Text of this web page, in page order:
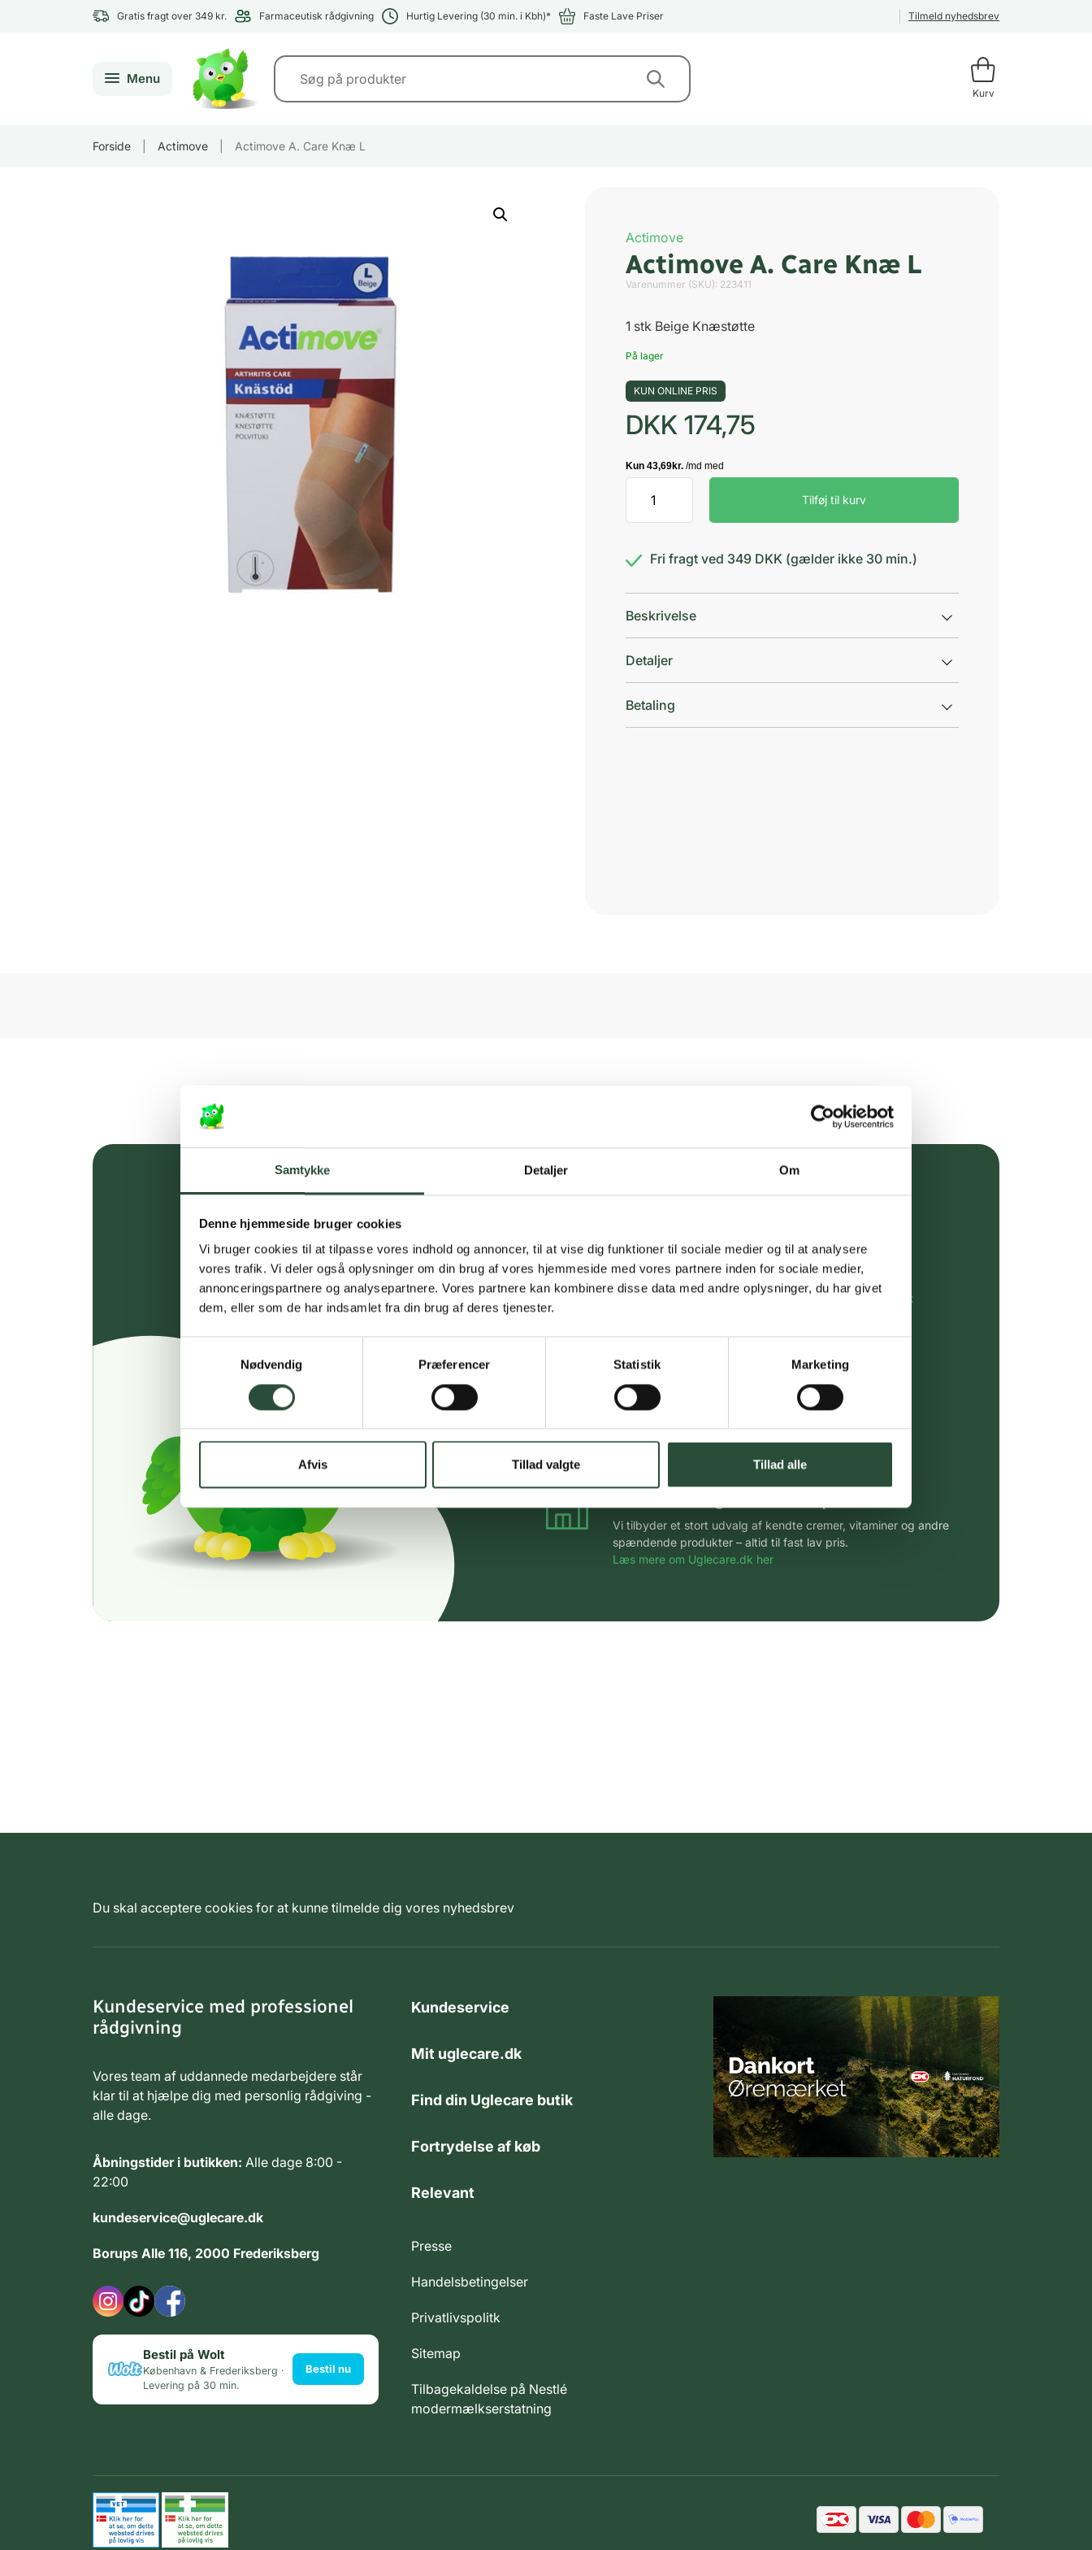
Samtykke Detaljer Om
Denne hjemmeside bruger cookies
Vi bruger cookies til at tilpasse vores indhold og annoncer, til at vise dig funktioner til sociale medier og til at analysere
vores trafik. Vi deler også oplysninger om din brug af vores hjemmeside med vores partnere inden for sociale medier,
annonceringspartnere og analysepartnere. Vores partnere kan kombinere disse data med andre oplysninger, du har givet
dem, eller som de har indsamlet fra din brug af deres tjenester.
Nødvendig
Præferencer Statistik Marketing
Afvis Tillad valgte Tillad alle
Gratis fragt over 349 kr. Farmaceutisk rådgivning Hurtig Levering (30 min. i Kbh)* Faste Lave Priser Tilmeld nyhedsbrev
Menu
Kurv
Forside Actimove Actimove A. Care Knæ L
Actimove
Actimove A. Care Knæ L
Varenummer (SKU): 223411
1 stk Beige Knæstøtte
På lager
KUN ONLINE PRIS
DKK 174,75
Care
L
Tilføj til kurv
Fri fragt ved 349 DKK (gælder ikke 30 min.)
Beskrivelse
Detaljer
Betaling
Gratis fragt over 349 kr.
Personlig rådgivning
Få hjælp til din webordre på: kundeservice@uglecare.dk
Hurtigt leveringen via GLS, og DAO
Faste lave priser*
Stort udvalg af kendte produkter
Vi tilbyder et stort udvalg af kendte cremer, vitaminer og andre
spændende produkter – altid til fast lav pris.
Læs mere om Uglecare.dk her
Du skal acceptere cookies for at kunne tilmelde dig vores nyhedsbrev
Kundeservice med professionel
rådgivning
Vores team af uddannede medarbejdere står
klar til at hjælpe dig med personlig rådgiving -
alle dage.
Åbningstider i butikken: Alle dage 8:00 -
22:00
kundeservice@uglecare.dk
Borups Alle 116, 2000 Frederiksberg
Bestil på Wolt
København & Frederiksberg ·
Levering på 30 min.
Bestil nu
Kundeservice
Mit uglecare.dk
Find din Uglecare butik
Fortrydelse af køb
Relevant
Presse
Handelsbetingelser
Privatlivspolitk
Sitemap
Tilbagekaldelse på Nestlé
modermælkserstatning